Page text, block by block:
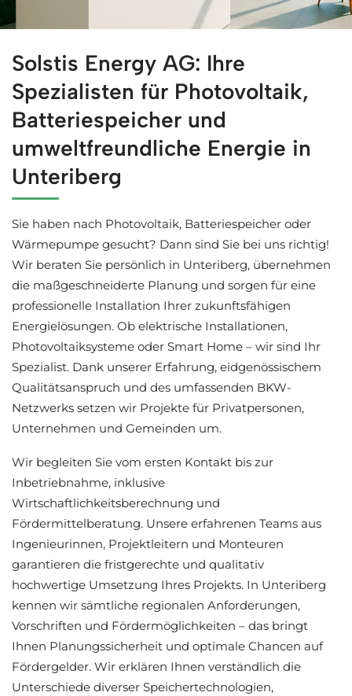
Solstis Energy AG: Ihre
Spezialisten für Photovoltaik,
Batteriespeicher und
umweltfreundliche Energie in
Unteriberg
Sie haben nach Photovoltaik, Batteriespeicher oder
Wärmepumpe gesucht? Dann sind Sie bei uns richtig!
Wir beraten Sie persönlich in Unteriberg, übernehmen
die maßgeschneiderte Planung und sorgen für eine
professionelle Installation Ihrer zukunftsfähigen
Energielösungen. Ob elektrische Installationen,
Photovoltaiksysteme oder Smart Home – wir sind Ihr
Spezialist. Dank unserer Erfahrung, eidgenössischem
Qualitätsanspruch und des umfassenden BKW-
Netzwerks setzen wir Projekte für Privatpersonen,
Unternehmen und Gemeinden um.
Wir begleiten Sie vom ersten Kontakt bis zur
Inbetriebnahme, inklusive
Wirtschaftlichkeitsberechnung und
Fördermittelberatung. Unsere erfahrenen Teams aus
Ingenieurinnen, Projektleitern und Monteuren
garantieren die fristgerechte und qualitativ
hochwertige Umsetzung Ihres Projekts. In Unteriberg
kennen wir sämtliche regionalen Anforderungen,
Vorschriften und Fördermöglichkeiten – das bringt
Ihnen Planungssicherheit und optimale Chancen auf
Fördergelder. Wir erklären Ihnen verständlich die
Unterschiede diverser Speichertechnologien,